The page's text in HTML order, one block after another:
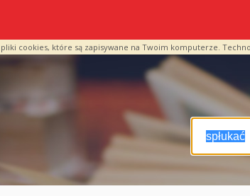
cookies, które są zapisywane na Twoim komputerze.